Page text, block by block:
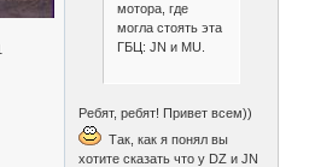
мотора, где
могла стоять эта
ГБЦ: JN и MU.
Ребят, ребят! Привет всем))
Так, как я понял вы
хотите сказать что у DZ и JN